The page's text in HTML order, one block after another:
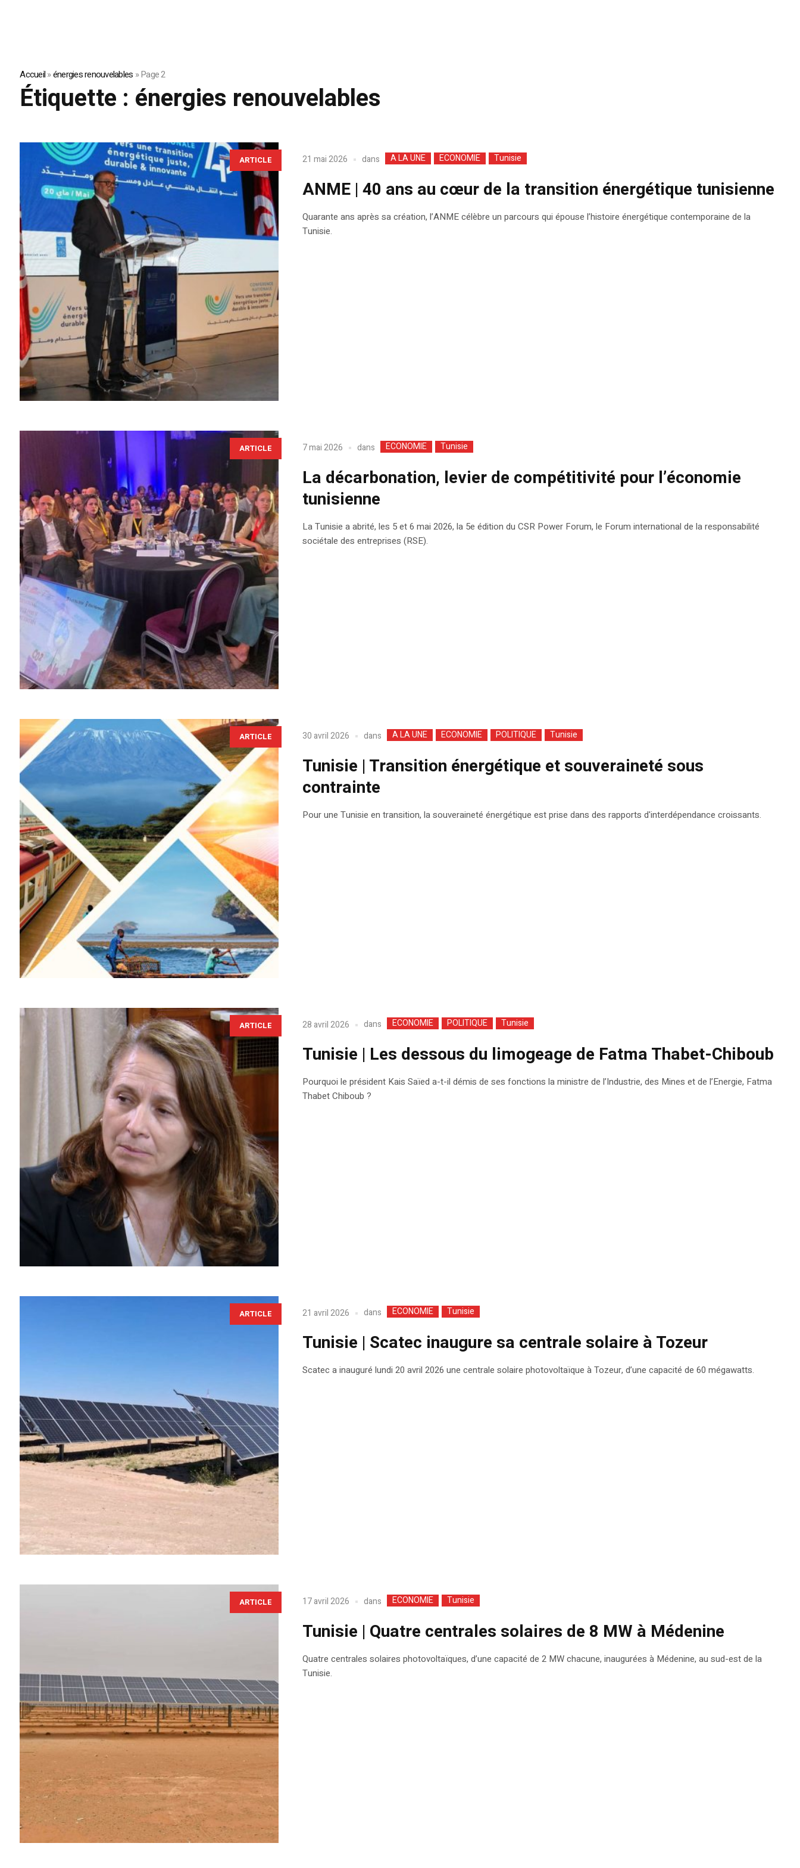
Accueil»énergies renouvelables »Page 2
Étiquette : énergies renouvelables
ARTICLE 21 mai 2026 dans A LA UNE ECONOMIE Tunisie
ANME | 40 ans au cœur de la transition énergétique tunisienne
Quarante ans après sa création, l’ANME célèbre un parcours qui épouse l’histoire énergétique contemporaine de la
Tunisie.
ARTICLE 7 mai 2026 dans ECONOMIE Tunisie
La décarbonation, levier de compétitivité pour l’économie
tunisienne
La Tunisie a abrité, les 5 et 6 mai 2026, la 5e édition du CSR Power Forum, le Forum international de la responsabilité
sociétale des entreprises (RSE).
ARTICLE 30 avril 2026 dans A LA UNE ECONOMIE POLITIQUE Tunisie
Tunisie | Transition énergétique et souveraineté sous
contrainte
Pour une Tunisie en transition, la souveraineté énergétique est prise dans des rapports d'interdépendance croissants.
ARTICLE 28 avril 2026 dans ECONOMIE POLITIQUE Tunisie
Tunisie | Les dessous du limogeage de Fatma Thabet-Chiboub
Pourquoi le président Kais Saïed a-t-il démis de ses fonctions la ministre de l’Industrie, des Mines et de l’Energie, Fatma
Thabet Chiboub ?
ARTICLE 21 avril 2026 dans ECONOMIE Tunisie
Tunisie | Scatec inaugure sa centrale solaire à Tozeur
Scatec a inauguré lundi 20 avril 2026 une centrale solaire photovoltaïque à Tozeur, d’une capacité de 60 mégawatts.
ARTICLE 17 avril 2026 dans ECONOMIE Tunisie
Tunisie | Quatre centrales solaires de 8 MW à Médenine
Quatre centrales solaires photovoltaïques, d’une capacité de 2 MW chacune, inaugurées à Médenine, au sud-est de la
Tunisie.